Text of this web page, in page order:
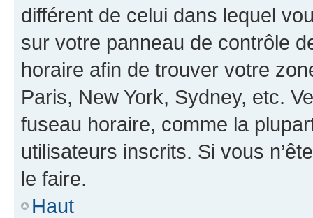
différent de celui dans lequel
sur votre panneau de contrôle
horaire afin de trouver votre
Paris, New York, Sydney, etc.
fuseau horaire, comme la
utilisateurs inscrits. Si vous
le faire.
Haut